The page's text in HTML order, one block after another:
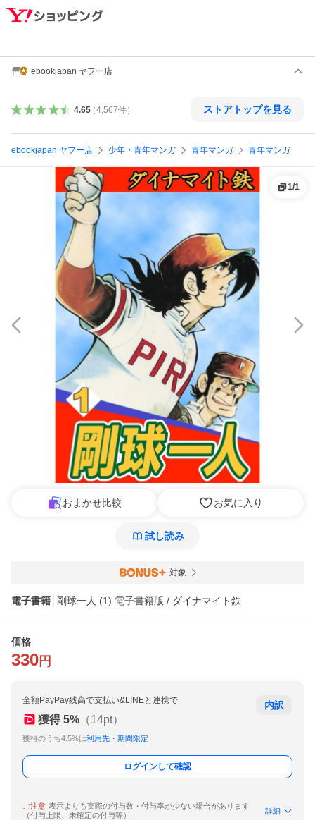
ebookjapan ヤフー店
4.65（4,567件） ストアトップを見る
ebookjapan ヤフー店 少年・青年マンガ 青年マンガ 青年マンガ
1/1
おまかせ比較 お気に入り
試し読み
対象
電子書籍 剛球一人 (1) 電子書籍版 / ダイナマイト鉄
価格
330 円
全額PayPay残高で支払い&LINEと連携で
獲得 5% （14pt）
獲得のうち4.5%は利用先・期間限定
内訳
ログインして確認
ご注意 表示よりも実際の付与数・付与率が少ない場合があります
（付与上限、未確定の付与等）
詳細